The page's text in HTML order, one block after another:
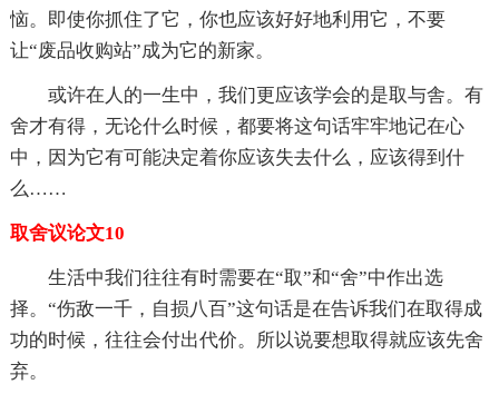
恼。即使你抓住了它，你也应该好好地利用它，不要
让“废品收购站”成为它的新家。
或许在人的一生中，我们更应该学会的是取与舎。有
舍才有得，无论什么时候，都要将这句话牢牢地记在心
中，因为它有可能决定着你应该失去什么，应该得到什
么……
取舍议论文10
生活中我们往往有时需要在“取”和“舍”中作出选
择。“伤敌一千，自损八百”这句话是在告诉我们在取得成
功的时候，往往会付出代价。所以说要想取得就应该先舍
弃。